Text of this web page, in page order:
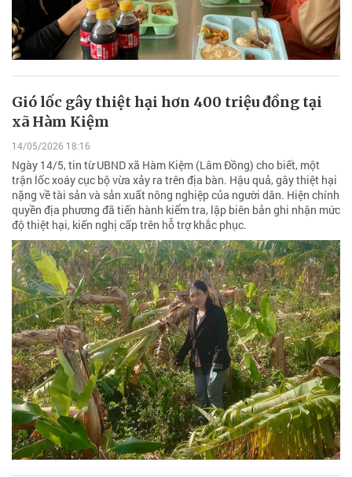
Gió lốc gây thiệt hại hơn 400 triệu đồng tại
xã Hàm Kiệm
14/05/2026 18:16
Ngày 14/5, tin từ UBND xã Hàm Kiệm (Lâm Đồng) cho biết, một
trận lốc xoáy cục bộ vừa xảy ra trên địa bàn. Hậu quả, gây thiệt hại
nặng về tài sản và sản xuất nông nghiệp của người dân. Hiện chính
quyền địa phương đã tiến hành kiểm tra, lập biên bản ghi nhận mức
độ thiệt hại, kiến nghị cấp trên hỗ trợ khắc phục.